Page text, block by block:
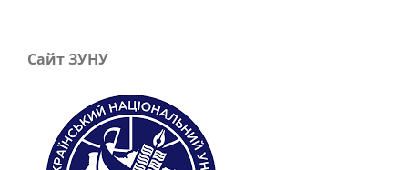
Сайт ЗУНУ